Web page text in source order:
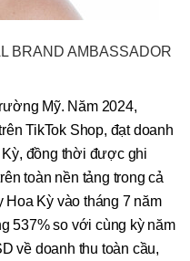
BRAND AMBASSADOR
Mỹ. Năm 2024,
TikTok Shop, đạt doanh
Kỳ, đồng thời được ghi
toàn nền tảng trong cả
Hoa Kỳ vào tháng 7 năm
537% so với cùng kỳ năm
về doanh thu toàn cầu,